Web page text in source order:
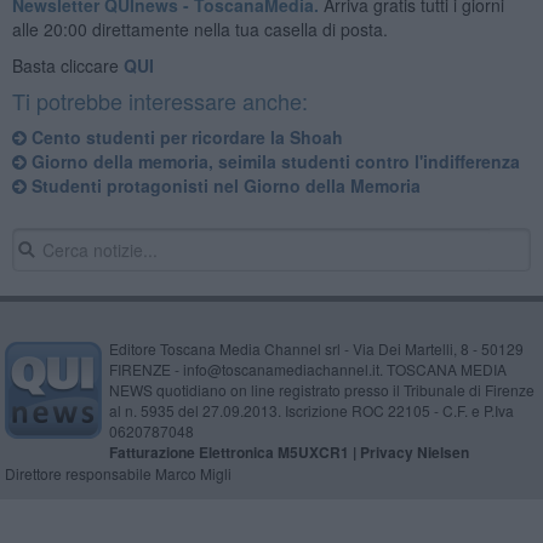
alle 20:00 direttamente nella tua casella di posta.
Basta cliccare QUI
Ti potrebbe interessare anche:
Cento studenti per ricordare la Shoah
Giorno della memoria, seimila studenti contro l'indifferenza
Studenti protagonisti nel Giorno della Memoria
Editore Toscana Media Channel srl - Via Dei Martelli, 8 - 50129
FIRENZE - info@toscanamediachannel.it. TOSCANA MEDIA
NEWS quotidiano on line registrato presso il Tribunale di Firenze
al n. 5935 del 27.09.2013. Iscrizione ROC 22105 - C.F. e P.Iva
0620787048
Fatturazione Elettronica M5UXCR1 | Privacy Nielsen
Direttore responsabile Marco Migli